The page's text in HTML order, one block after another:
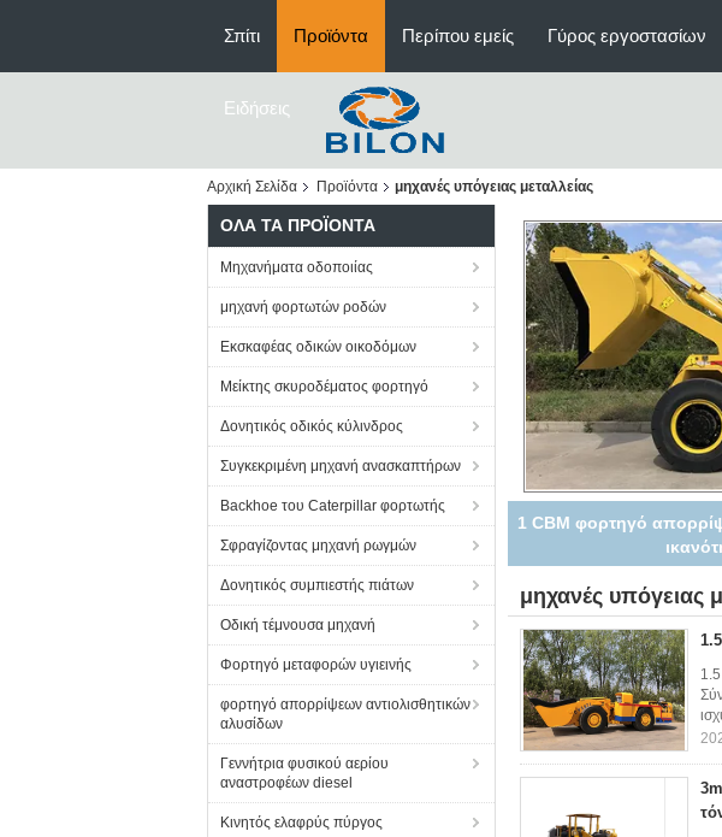
Σπίτι Προϊόντα Περίπου εμείς Γύρος εργοστασίων
Ειδήσεις
Αρχική Σελίδα Προϊόντα μηχανές υπόγειας μεταλλείας
ΌΛΑ ΤΑ ΠΡΟΪΌΝΤΑ
Μηχανήματα οδοποιίας
μηχανή φορτωτών ροδών
Εκσκαφέας οδικών οικοδόμων
Μείκτης σκυροδέματος φορτηγό
Δονητικός οδικός κύλινδρος
Συγκεκριμένη μηχανή ανασκαπτήρων
Backhoe του Caterpillar φορτωτής
Σφραγίζοντας μηχανή ρωγμών
Δονητικός συμπιεστής πιάτων
Οδική τέμνουσα μηχανή
Φορτηγό μεταφορών υγιεινής
φορτηγό απορρίψεων αντιολισθητικών
αλυσίδων
Γεννήτρια φυσικού αερίου
αναστροφέων diesel
Κινητός ελαφρύς πύργος
AC380V υπόγειος
τη
μηχανές υπόγειας